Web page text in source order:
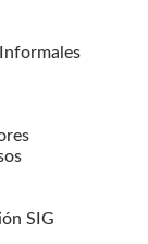
SIG